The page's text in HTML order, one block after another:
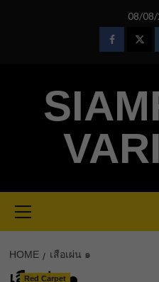
08/
Facebook
Menu
HOME เสือเผ่น ๑
Red Carpet